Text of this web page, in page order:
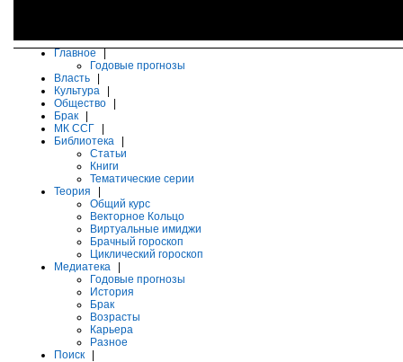
Главное
Годовые прогнозы
Власть
Культура
Общество
Брак
МК ССГ
Библиотека
Статьи
Книги
Тематические серии
Теория
Общий курс
Векторное Кольцо
Виртуальные имиджи
Брачный гороскоп
Циклический гороскоп
Медиатека
Годовые прогнозы
История
Брак
Возрасты
Карьера
Разное
Поиск